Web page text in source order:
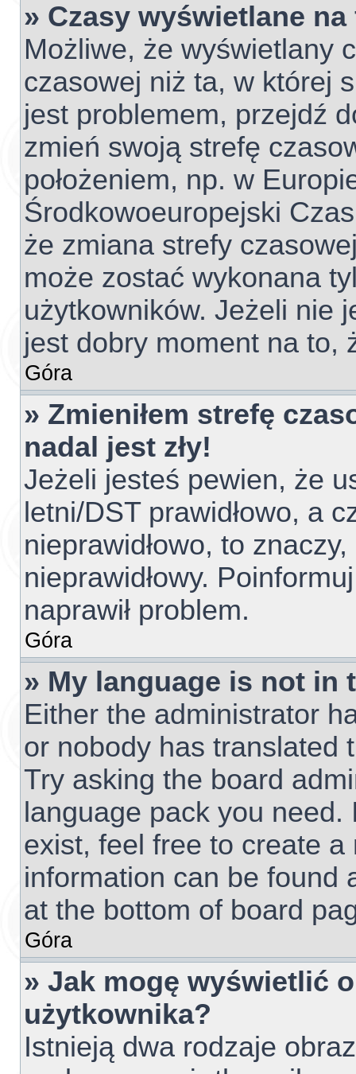
» Czasy wyświetlane
Możliwe, że wyświetlany
czasowej niż ta, w której
jest problemem, przejdź
zmień swoją strefę
położeniem, np. w
Środkowoeuropejski
że zmiana strefy
może zostać wykonana
użytkowników. Jeżeli nie
jest dobry moment na to,
Góra
» Zmieniłem strefę
nadal jest zły!
Jeżeli jesteś pewien, że
letni/DST prawidłowo, a
nieprawidłowo, to
nieprawidłowy.
naprawił problem.
Góra
» My language is not in
Either the administrator
or nobody has translated
Try asking the board
language pack you
exist, feel free to create
information can be found
at the bottom of board
Góra
» Jak mogę wyświetlić
użytkownika?
Istnieją dwa rodzaje